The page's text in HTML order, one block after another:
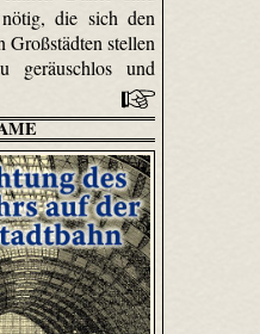
nötig, die sich den
Großstädten stellen
geräuschlos und